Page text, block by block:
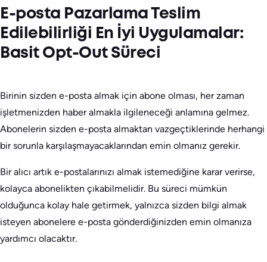
E-posta Pazarlama Teslim
Edilebilirliği En İyi Uygulamalar:
Basit Opt-Out Süreci
Birinin sizden e-posta almak için abone olması, her zaman
işletmenizden haber almakla ilgileneceği anlamına gelmez.
Abonelerin sizden e-posta almaktan vazgeçtiklerinde herhangi
bir sorunla karşılaşmayacaklarından emin olmanız gerekir.
Bir alıcı artık e-postalarınızı almak istemediğine karar verirse,
kolayca abonelikten çıkabilmelidir. Bu süreci mümkün
olduğunca kolay hale getirmek, yalnızca sizden bilgi almak
isteyen abonelere e-posta gönderdiğinizden emin olmanıza
yardımcı olacaktır.